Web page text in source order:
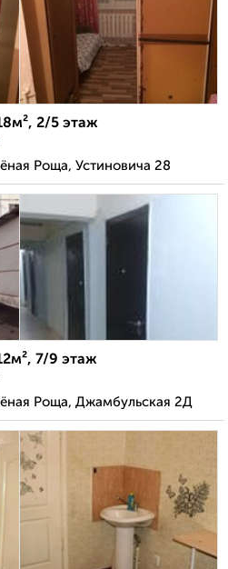
2/5 этаж
Роща, Устиновича 28
7/9 этаж
Роща, Джамбульская 2Д